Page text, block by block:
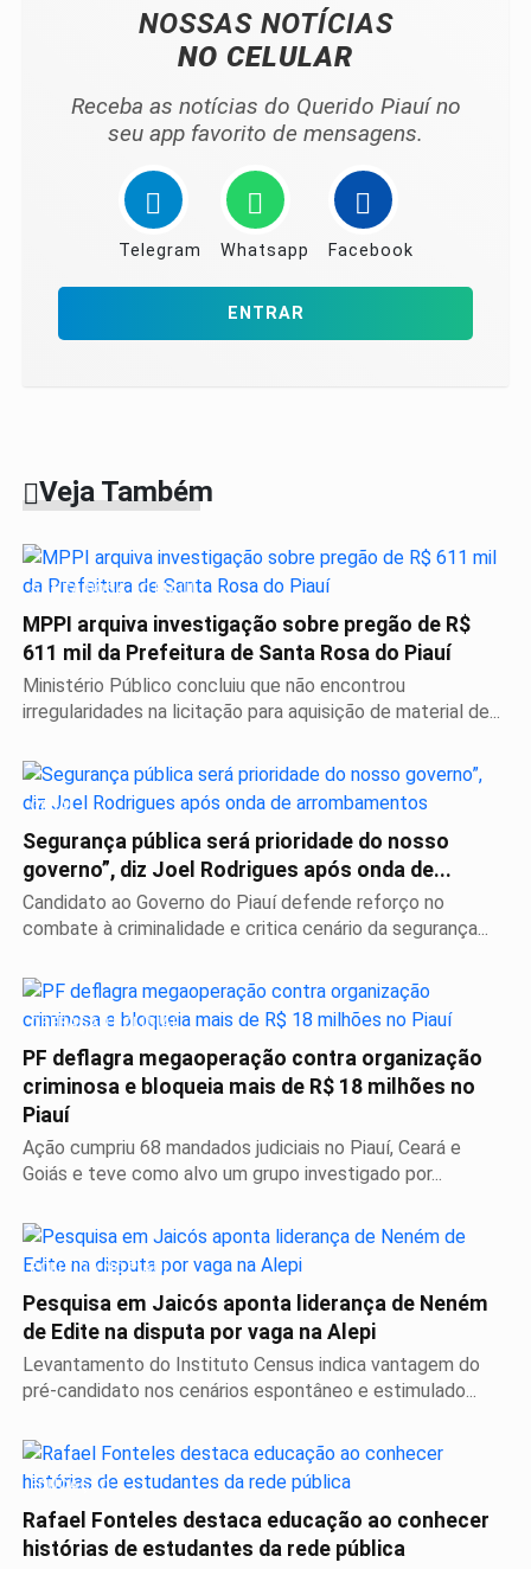
NOSSAS NOTÍCIAS
NO CELULAR
Receba as notícias do Querido Piauí no
seu app favorito de mensagens.
Telegram Whatsapp Facebook
ENTRAR
Veja Também
SANTA ROSA DO PIAUÍ
MPPI arquiva investigação sobre pregão de R$
611 mil da Prefeitura de Santa Rosa do Piauí
Ministério Público concluiu que não encontrou
irregularidades na licitação para aquisição de material de...
GERAL
Segurança pública será prioridade do nosso
governo”, diz Joel Rodrigues após onda de...
Candidato ao Governo do Piauí defende reforço no
combate à criminalidade e critica cenário da segurança...
OPERAÇÃO POLÍCIAL
PF deflagra megaoperação contra organização
criminosa e bloqueia mais de R$ 18 milhões no
Piauí
Ação cumpriu 68 mandados judiciais no Piauí, Ceará e
Goiás e teve como alvo um grupo investigado por...
POLÍTICA NO PIAUÍ
Pesquisa em Jaicós aponta liderança de Neném
de Edite na disputa por vaga na Alepi
Levantamento do Instituto Census indica vantagem do
pré-candidato nos cenários espontâneo e estimulado...
EDUCAÇÃO
Rafael Fonteles destaca educação ao conhecer
histórias de estudantes da rede pública